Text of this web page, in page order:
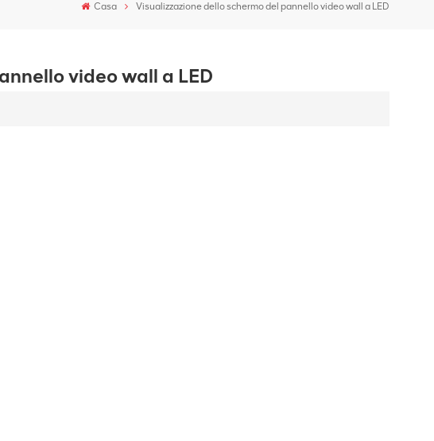
Casa Visualizzazione dello schermo del pannello video wall a LED
video wall a LED